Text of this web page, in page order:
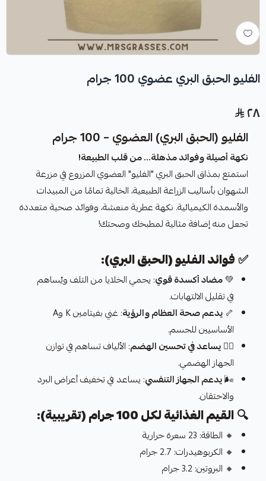
الفليو الحبق البري عضوي 100 جرام
٢٨
الفليو (الحبق البري) العضوي – 100 جرام
نكهة أصيلة وفوائد مذهلة… من قلب الطبيعة!
استمتع بمذاق الحبق البري "الفليو" العضوي المزروع في مزرعة
الشهوان بأساليب الزراعة الطبيعية، الخالية تمامًا من المبيدات
والأسمدة الكيميائية. نكهة عطرية منعشة، وفوائد صحية متعددة
تجعل منه إضافة مثالية لمطبخك وصحتك!
✅فوائد الفليو (الحبق البري):
💚مضاد أكسدة قوي: يحمي الخلايا من التلف ويُساهم
في تقليل الالتهابات.
🦴يدعم صحة العظام والرؤية
: غني بفيتامين K وA
الأساسيين للجسم.
🧘‍♂️يساعد في تحسين الهضم: الألياف تساهم في توازن
الجهاز الهضمي.
🌬️يدعم الجهاز التنفسي: يساعد في تخفيف أعراض البرد
والاحتقان.
🔍القيم الغذائية لكل 100 جرام (تقريبية):
🔸 الطاقة: 23 سعرة حرارية
🔸 الكربوهيدرات: 2.7 جرام
🔸 البروتين: 3.2 جرام